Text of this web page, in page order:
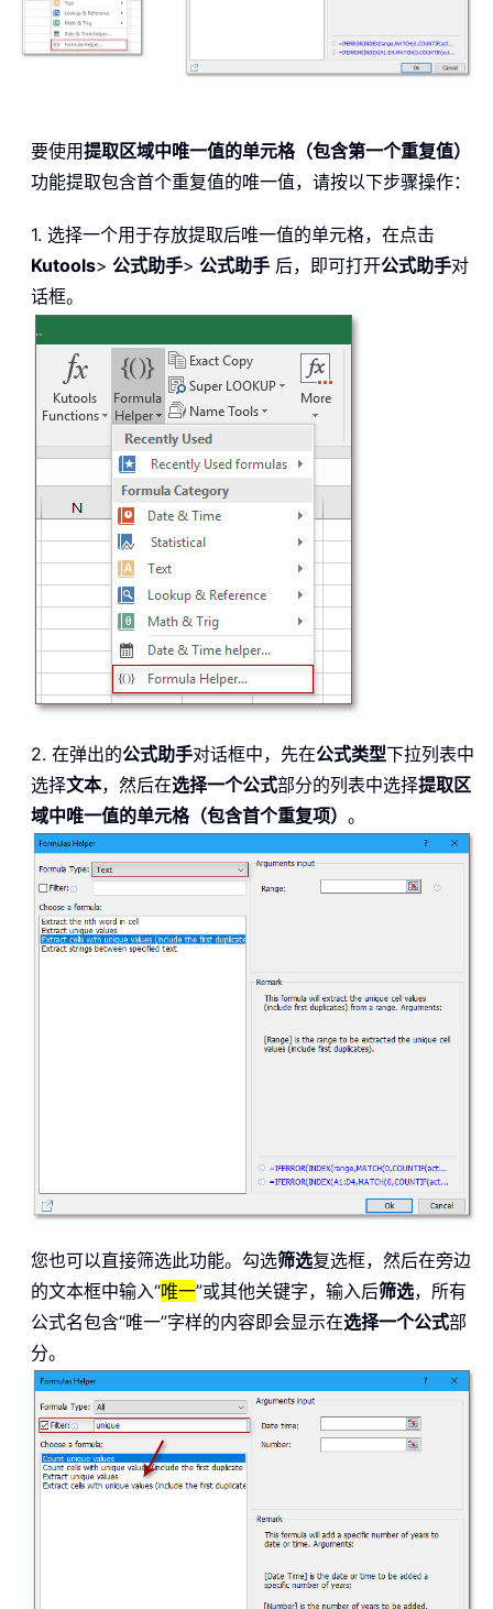
要使用提取区域中唯一值的单元格（包含第一个重复值）
功能提取包含首个重复值的唯一值，请按以下步骤操作：
1. 选择一个用于存放提取后唯一值的单元格，在点击
Kutools> 公式助手> 公式助手 后，即可打开公式助手对
话框。
2. 在弹出的公式助手对话框中，先在公式类型下拉列表中
选择文本，然后在选择一个公式部分的列表中选择提取区
域中唯一值的单元格（包含首个重复项） 。
您也可以直接筛选此功能。勾选筛选复选框，然后在旁边
的文本框中输入“唯一”或其他关键字，输入后筛选，所有
公式名包含“唯一”字样的内容即会显示在选择一个公式部
分。